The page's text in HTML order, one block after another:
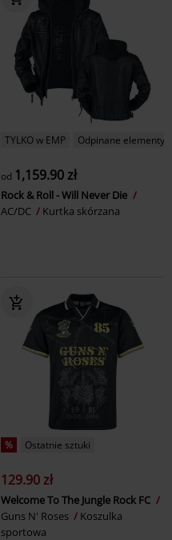
TYLKO w EMP Odpinane elementy
od 1,159.90 zł
Rock & Roll - Will Never Die
AC/DC
Kurtka skórzana
% Ostatnie sztuki
129.90 zł
Welcome To The Jungle Rock FC
Guns N' Roses
Koszulka
sportowa